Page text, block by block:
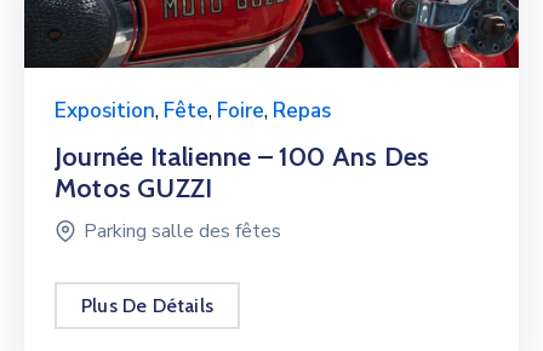
Exposition, Fête, Foire, Repas
Journée Italienne – 100 Ans Des
Motos GUZZI
Parking salle des fêtes
Plus De Détails